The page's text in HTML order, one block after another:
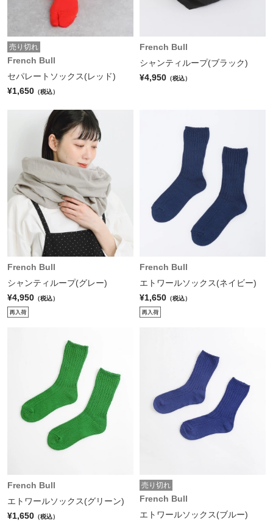
売り切れ
French Bull
セパレートソックス(レッド)
¥1,650 （税込）
French Bull
シャンティループ(ブラック)
¥4,950 （税込）
French Bull
シャンティループ(グレー)
¥4,950 （税込）
French Bull
エトワールソックス(ネイビー)
¥1,650 （税込）
French Bull
エトワールソックス(グリーン)
¥1,650 （税込）
売り切れ
French Bull
エトワールソックス(ブルー)